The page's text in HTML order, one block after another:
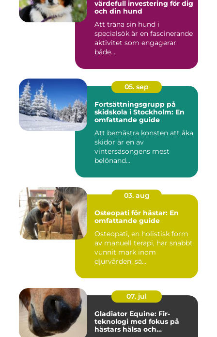
värdefull investering för dig
och din hund
Att träna sin hund i
specialsök är en fascinerande
aktivitet som engagerar
både...
05. sep
Fortsättningsgrupp på
skidskola i Stockholm: En
omfattande guide
Att bemästra konsten att åka
skidor är en av
vintersäsongens mest
belönand...
03. aug
Osteopati för hästar: En
omfattande guide
Osteopati, en holistisk form
av manuell terapi, har snabbt
vunnit mark inom
djurvården, sä...
07. jul
Gladiator Equine: Fir-
teknologi med fokus på
hästars hälsa och